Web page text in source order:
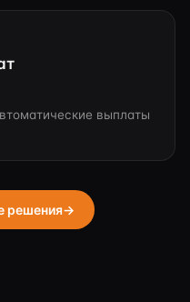
выплаты
решения→